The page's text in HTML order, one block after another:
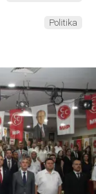
Politika